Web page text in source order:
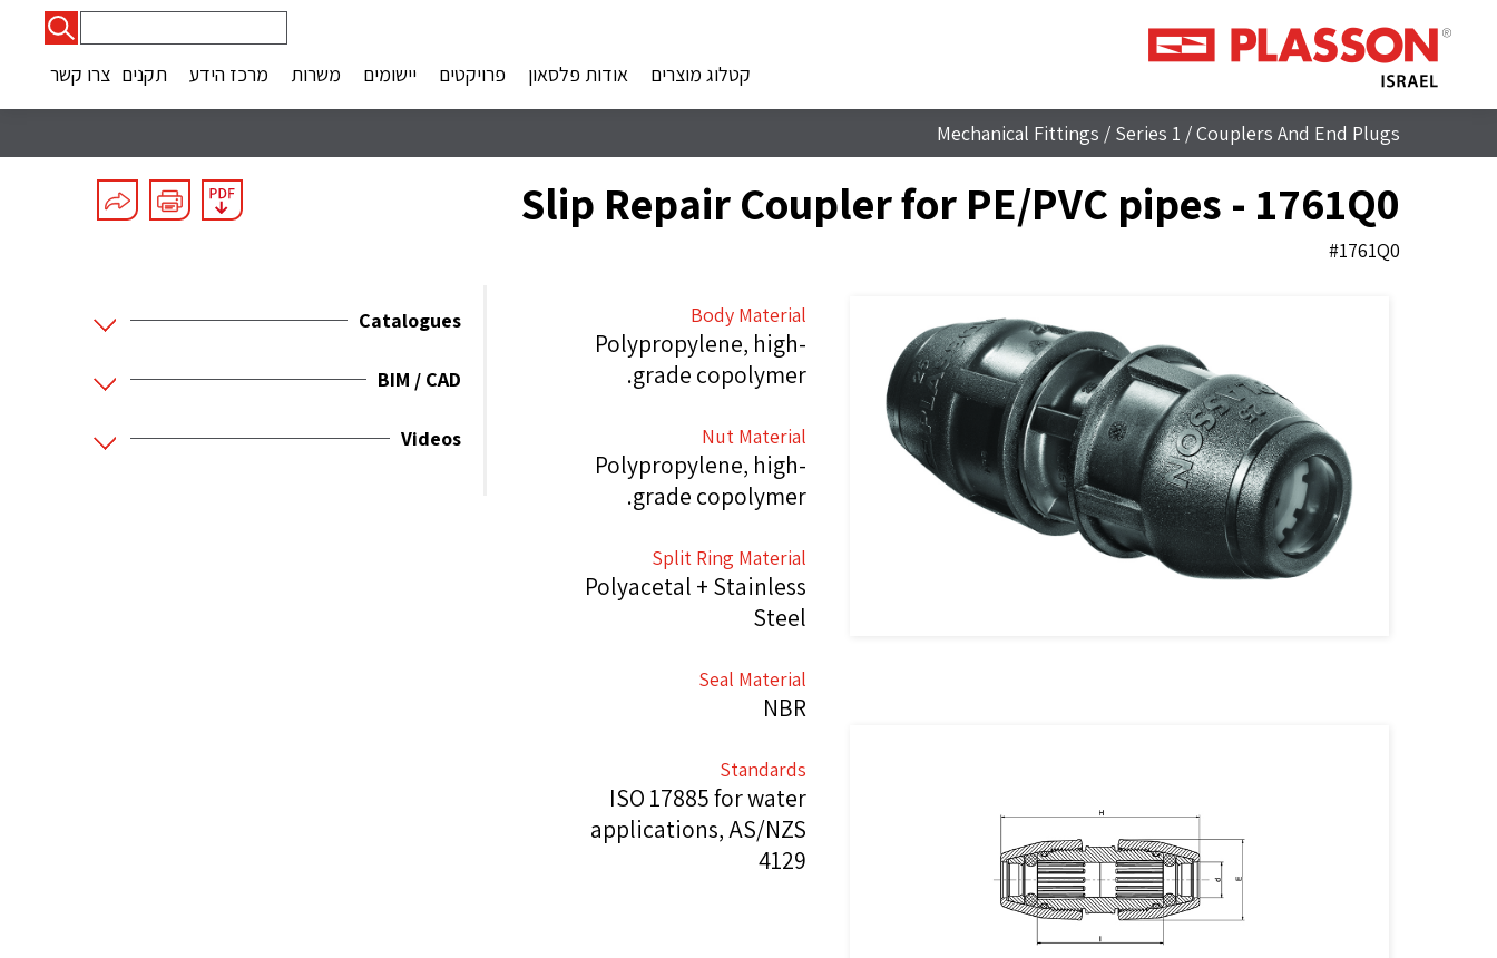
קטלוג מוצרים
אודות פלסאון פרויקטים יישומים משרות מרכז הידע תקנים צרו קשר
Mechanical Fittings / Series 1 /Couplers And End Plugs
Slip Repair Coupler for PE/PVC pipes - 1761Q0
#1761Q0
Body Material
Polypropylene, high-
grade copolymer.
Nut Material
Polypropylene, high-
grade copolymer.
Split Ring Material
Polyacetal + Stainless
Steel
Seal Material
NBR
Standards
ISO 17885 for water
applications, AS/NZS
4129
Catalogues
BIM / CAD
Videos